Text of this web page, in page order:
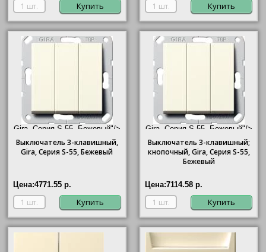
Купить Купить
Gira, Серия S-55, Бежевый"/>
Выключатель 3-клавишный,
Gira, Серия S-55, Бежевый
Цена:4771.55 р.
Купить
Gira, Серия S-55, Бежевый"/>
Выключатель 3-клавишный;
кнопочный,Gira, Серия S-55,
Бежевый
Цена:7114.58 р.
Купить